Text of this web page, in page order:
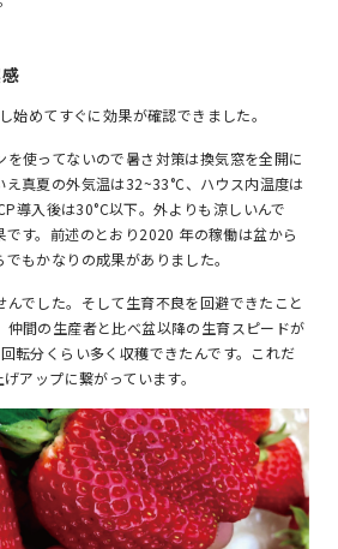
始めてすぐに効果が確認できました。
使ってないので暑さ対策は換気窓を全開に
え真夏の外気温は32~33°C、ハウス内温度は
導入後は30°C以下。外よりも涼しいんで
です。前述のとおり2020 年の稼働は盆から
もかなりの成果がありました。
んでした。そして生育不良を回避できたこと
仲間の生産者と比べ盆以降の生育スピードが
転分くらい多く収穫できたんです。これだ
アップに繋がっています。